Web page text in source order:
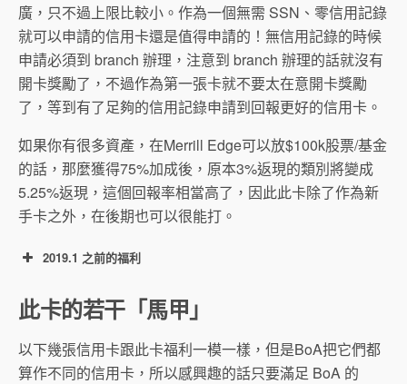
廣，只不過上限比較小。作為一個無需 SSN、零信用記錄
就可以申請的信用卡還是值得申請的！無信用記錄的時候
申請必須到 branch 辦理，注意到 branch 辦理的話就沒有
開卡獎勵了，不過作為第一張卡就不要太在意開卡獎勵
了，等到有了足夠的信用記錄申請到回報更好的信用卡。
如果你有很多資產，在Merrill Edge可以放$100k股票/基金
的話，那麼獲得75%加成後，原本3%返現的類別將變成
5.25%返現，這個回報率相當高了，因此此卡除了作為新
手卡之外，在後期也可以很能打。
2019.1 之前的福利
得 $200。
此卡的若干「馬甲」
以下幾張信用卡跟此卡福利一模一樣，但是BoA把它們都
算作不同的信用卡，所以感興趣的話只要滿足 BoA 的